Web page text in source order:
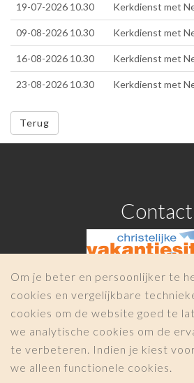
19-07-2026 10.30 Kerkdienst met
09-08-2026 10.30 Kerkdienst met
16-08-2026 10.30 Kerkdienst met
23-08-2026 10.30 Kerkdienst met
Terug
Contact
COPYRIGHT 2026 -
|
Om je beter en persoonlijker te
cookies en vergelijkbare
cookies om de website goed te
we analytische cookies om de
te verbeteren. Indien je kiest
we alleen functionele cookies.